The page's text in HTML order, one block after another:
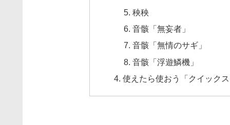
秧秧
音骸「無妄者」
音骸「無情のサギ」
音骸「浮遊鱗機」
使えたら使おう「クイック